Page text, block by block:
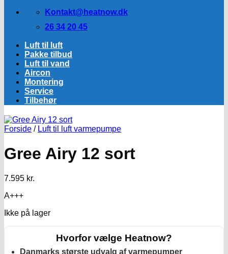
Kontakt@heatnow.dk
26 34 20 45
Luft til luft
Pakke tilbud
Luft til vand
Aircon
Montering
Service
Tilbehør
Forside / Luft til luft varmepumpe
Gree Airy 12 sort
7.595 kr.
A+++
Ikke på lager
Hvorfor vælge Heatnow?
Danmarks største udvalg af varmepumper